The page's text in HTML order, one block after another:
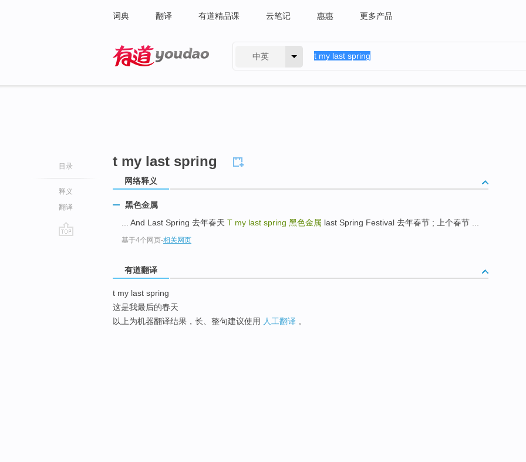
词典 翻译 有道精品课 云笔记 惠惠 更多产品
中英
目录
释义
翻译
t my last spring
网络释义
黑色金属
... And Last Spring 去年春天 T my last spring 黑色金属 last Spring Festival 去年春节 ; 上个春节 ...
基于4个网页-相关网页
有道翻译
t my last spring
这是我最后的春天
以上为机器翻译结果，长、整句建议使用 人工翻译 。